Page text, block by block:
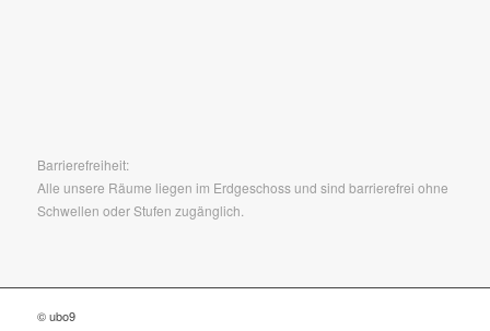
Barrierefreiheit:
Alle unsere Räume liegen im Erdgeschoss und sind barrierefrei ohne
Schwellen oder Stufen zugänglich.
© ubo9